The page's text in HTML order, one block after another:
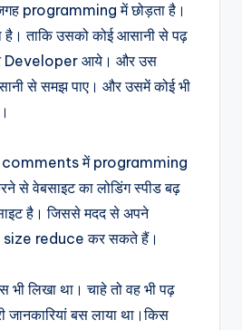
programming में छोड़ता है।
है। ताकि उसको कोई आसानी से पढ़
Developer आये। और उस
से समझ पाए। और उसमें कोई भी
comments में programming
वेबसाइट का लोडिंग स्पीड बढ़
है। जिससे मदद से अपने
reduce कर सकते हैं।
भी लिखा था। चाहे तो वह भी पढ़
बस लाया था।किस